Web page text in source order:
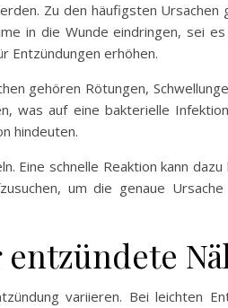
Zu den häufigsten
in die Wunde eindringen, sei
Entzündungen erhöhen.
gehören Rötungen,
was auf eine bakterielle
hindeuten.
Eine schnelle Reaktion kann
um die genaue
variieren. Bei leichten